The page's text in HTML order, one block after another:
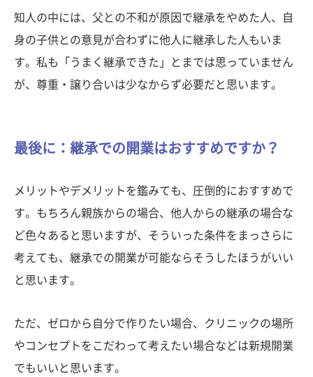
知人の中には、父との不和が原因で継承をやめた人、自
身の子供との意見が合わずに他人に継承した人もいま
す。私も「うまく継承できた」とまでは思っていません
が、尊重・譲り合いは少なからず必要だと思います。
最後に：継承での開業はおすすめですか？
メリットやデメリットを鑑みても、圧倒的におすすめで
す。もちろん親族からの場合、他人からの継承の場合な
ど色々あると思いますが、そういった条件をまっさらに
考えても、継承での開業が可能ならそうしたほうがいい
と思います。
ただ、ゼロから自分で作りたい場合、クリニックの場所
やコンセプトをこだわって考えたい場合などは新規開業
でもいいと思います。